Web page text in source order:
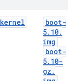
kernel
boot-
5. 10.
img
boot-
5. 10-
gz .